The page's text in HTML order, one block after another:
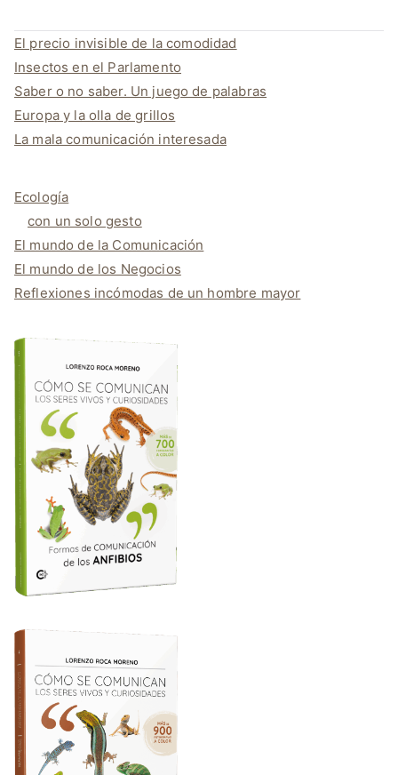
El precio invisible de la comodidad
Insectos en el Parlamento
Saber o no saber. Un juego de palabras
Europa y la olla de grillos
La mala comunicación interesada
Ecología
con un solo gesto
El mundo de la Comunicación
El mundo de los Negocios
Reflexiones incómodas de un hombre mayor